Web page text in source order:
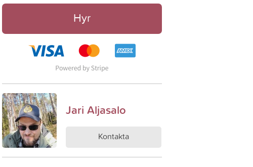
Hyr
Jari Aljasalo
Kontakta